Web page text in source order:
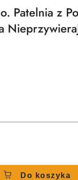
Patelnia z
Do koszyka